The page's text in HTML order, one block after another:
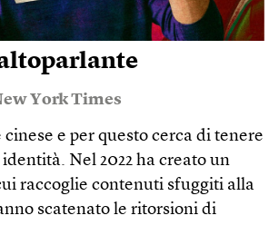
York Times
e per questo cerca di tenere
Nel 2022 ha creato un
raccoglie contenuti sfuggiti alla
scatenato le ritorsioni di